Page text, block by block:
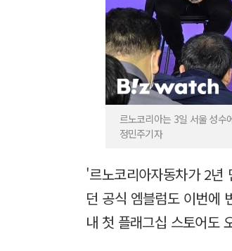
르노코리아는 3일 서울 성수
정민주기자
'르노코리아자동차가 2년
던 공식 엠블럼도 이번에
내 첫 플래그십 스토어도